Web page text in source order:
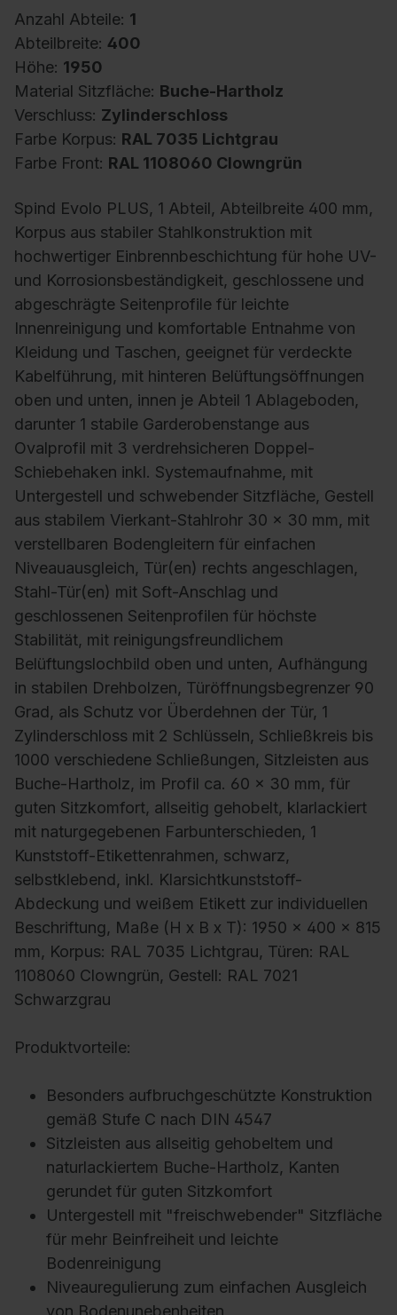
Anzahl Abteile: 1
Abteilbreite: 400
Höhe: 1950
Material Sitzfläche: Buche-Hartholz
Verschluss: Zylinderschloss
Farbe Korpus: RAL 7035 Lichtgrau
Farbe Front: RAL 1108060 Clowngrün
Spind Evolo PLUS, 1 Abteil, Abteilbreite 400 mm,
Korpus aus stabiler Stahlkonstruktion mit
hochwertiger Einbrennbeschichtung für hohe UV-
und Korrosionsbeständigkeit, geschlossene und
abgeschrägte Seitenprofile für leichte
Innenreinigung und komfortable Entnahme von
Kleidung und Taschen, geeignet für verdeckte
Kabelführung, mit hinteren Belüftungsöffnungen
oben und unten, innen je Abteil 1 Ablageboden,
darunter 1 stabile Garderobenstange aus
Ovalprofil mit 3 verdrehsicheren Doppel-
Schiebehaken inkl. Systemaufnahme, mit
Untergestell und schwebender Sitzfläche, Gestell
aus stabilem Vierkant-Stahlrohr 30 x 30 mm, mit
verstellbaren Bodengleitern für einfachen
Niveauausgleich, Tür(en) rechts angeschlagen,
Stahl-Tür(en) mit Soft-Anschlag und
geschlossenen Seitenprofilen für höchste
Stabilität, mit reinigungsfreundlichem
Belüftungslochbild oben und unten, Aufhängung
in stabilen Drehbolzen, Türöffnungsbegrenzer 90
Grad, als Schutz vor Überdehnen der Tür, 1
Zylinderschloss mit 2 Schlüsseln, Schließkreis bis
1000 verschiedene Schließungen, Sitzleisten aus
Buche-Hartholz, im Profil ca. 60 x 30 mm, für
guten Sitzkomfort, allseitig gehobelt, klarlackiert
mit naturgegebenen Farbunterschieden, 1
Kunststoff-Etikettenrahmen, schwarz,
selbstklebend, inkl. Klarsichtkunststoff-
Abdeckung und weißem Etikett zur individuellen
Beschriftung, Maße (H x B x T): 1950 x 400 x 815
mm, Korpus: RAL 7035 Lichtgrau, Türen: RAL
1108060 Clowngrün, Gestell: RAL 7021
Schwarzgrau
Produktvorteile:
Besonders aufbruchgeschützte Konstruktion
gemäß Stufe C nach DIN 4547
Sitzleisten aus allseitig gehobeltem und
naturlackiertem Buche-Hartholz, Kanten
gerundet für guten Sitzkomfort
Untergestell mit "freischwebender" Sitzfläche
für mehr Beinfreiheit und leichte
Bodenreinigung
Niveauregulierung zum einfachen Ausgleich
von Bodenunebenheiten